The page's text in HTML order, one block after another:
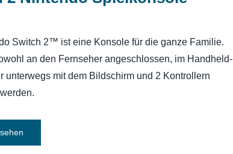
Switch 2™ ist eine Konsole für die ganze Familie.
an den Fernseher angeschlossen, im Handheld-
unterwegs mit dem Bildschirm und 2 Kontrollern